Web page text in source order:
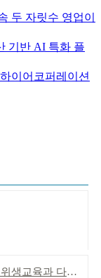
두 자릿수 영업이
기반 AI 특화 플
이어코퍼레이션
교육과 다르다”